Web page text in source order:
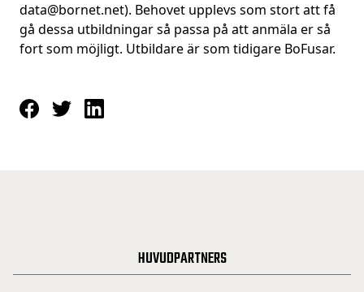
data@bornet.net). Behovet upplevs som stort att få
gå dessa utbildningar så passa på att anmäla er så
fort som möjligt. Utbildare är som tidigare BoFusar.
HUVUDPARTNERS